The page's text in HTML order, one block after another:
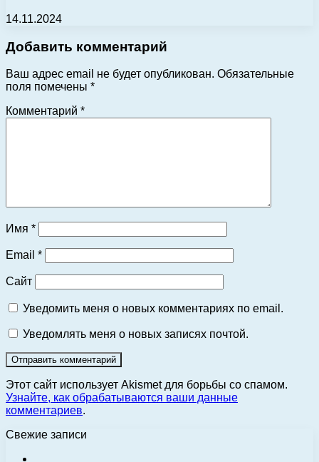
14.11.2024
Добавить комментарий
Ваш адрес email не будет опубликован. Обязательные
поля помечены *
Комментарий *
Имя *
Email *
Сайт
Уведомить меня о новых комментариях по email.
Уведомлять меня о новых записях почтой.
Этот сайт использует Akismet для борьбы со спамом.
Узнайте, как обрабатываются ваши данные
комментариев.
Свежие записи